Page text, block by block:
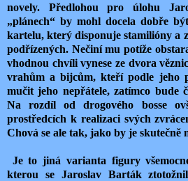
novely. Předlohou pro úlohu
„plánech“ by mohl docela dobře
kartelu, který disponuje stamilióny a
podřízených. Nečiní mu potíže
vhodnou chvíli vynese ze dvora
vrahům a bijcům, kteří podle jeho
mučit jeho nepřátele, zatímco
Na rozdíl od drogového bosse
prostředcích k realizaci svých
Chová se ale tak, jako by je skutečně
Je to jiná varianta figury
kterou se Jaroslav Barták